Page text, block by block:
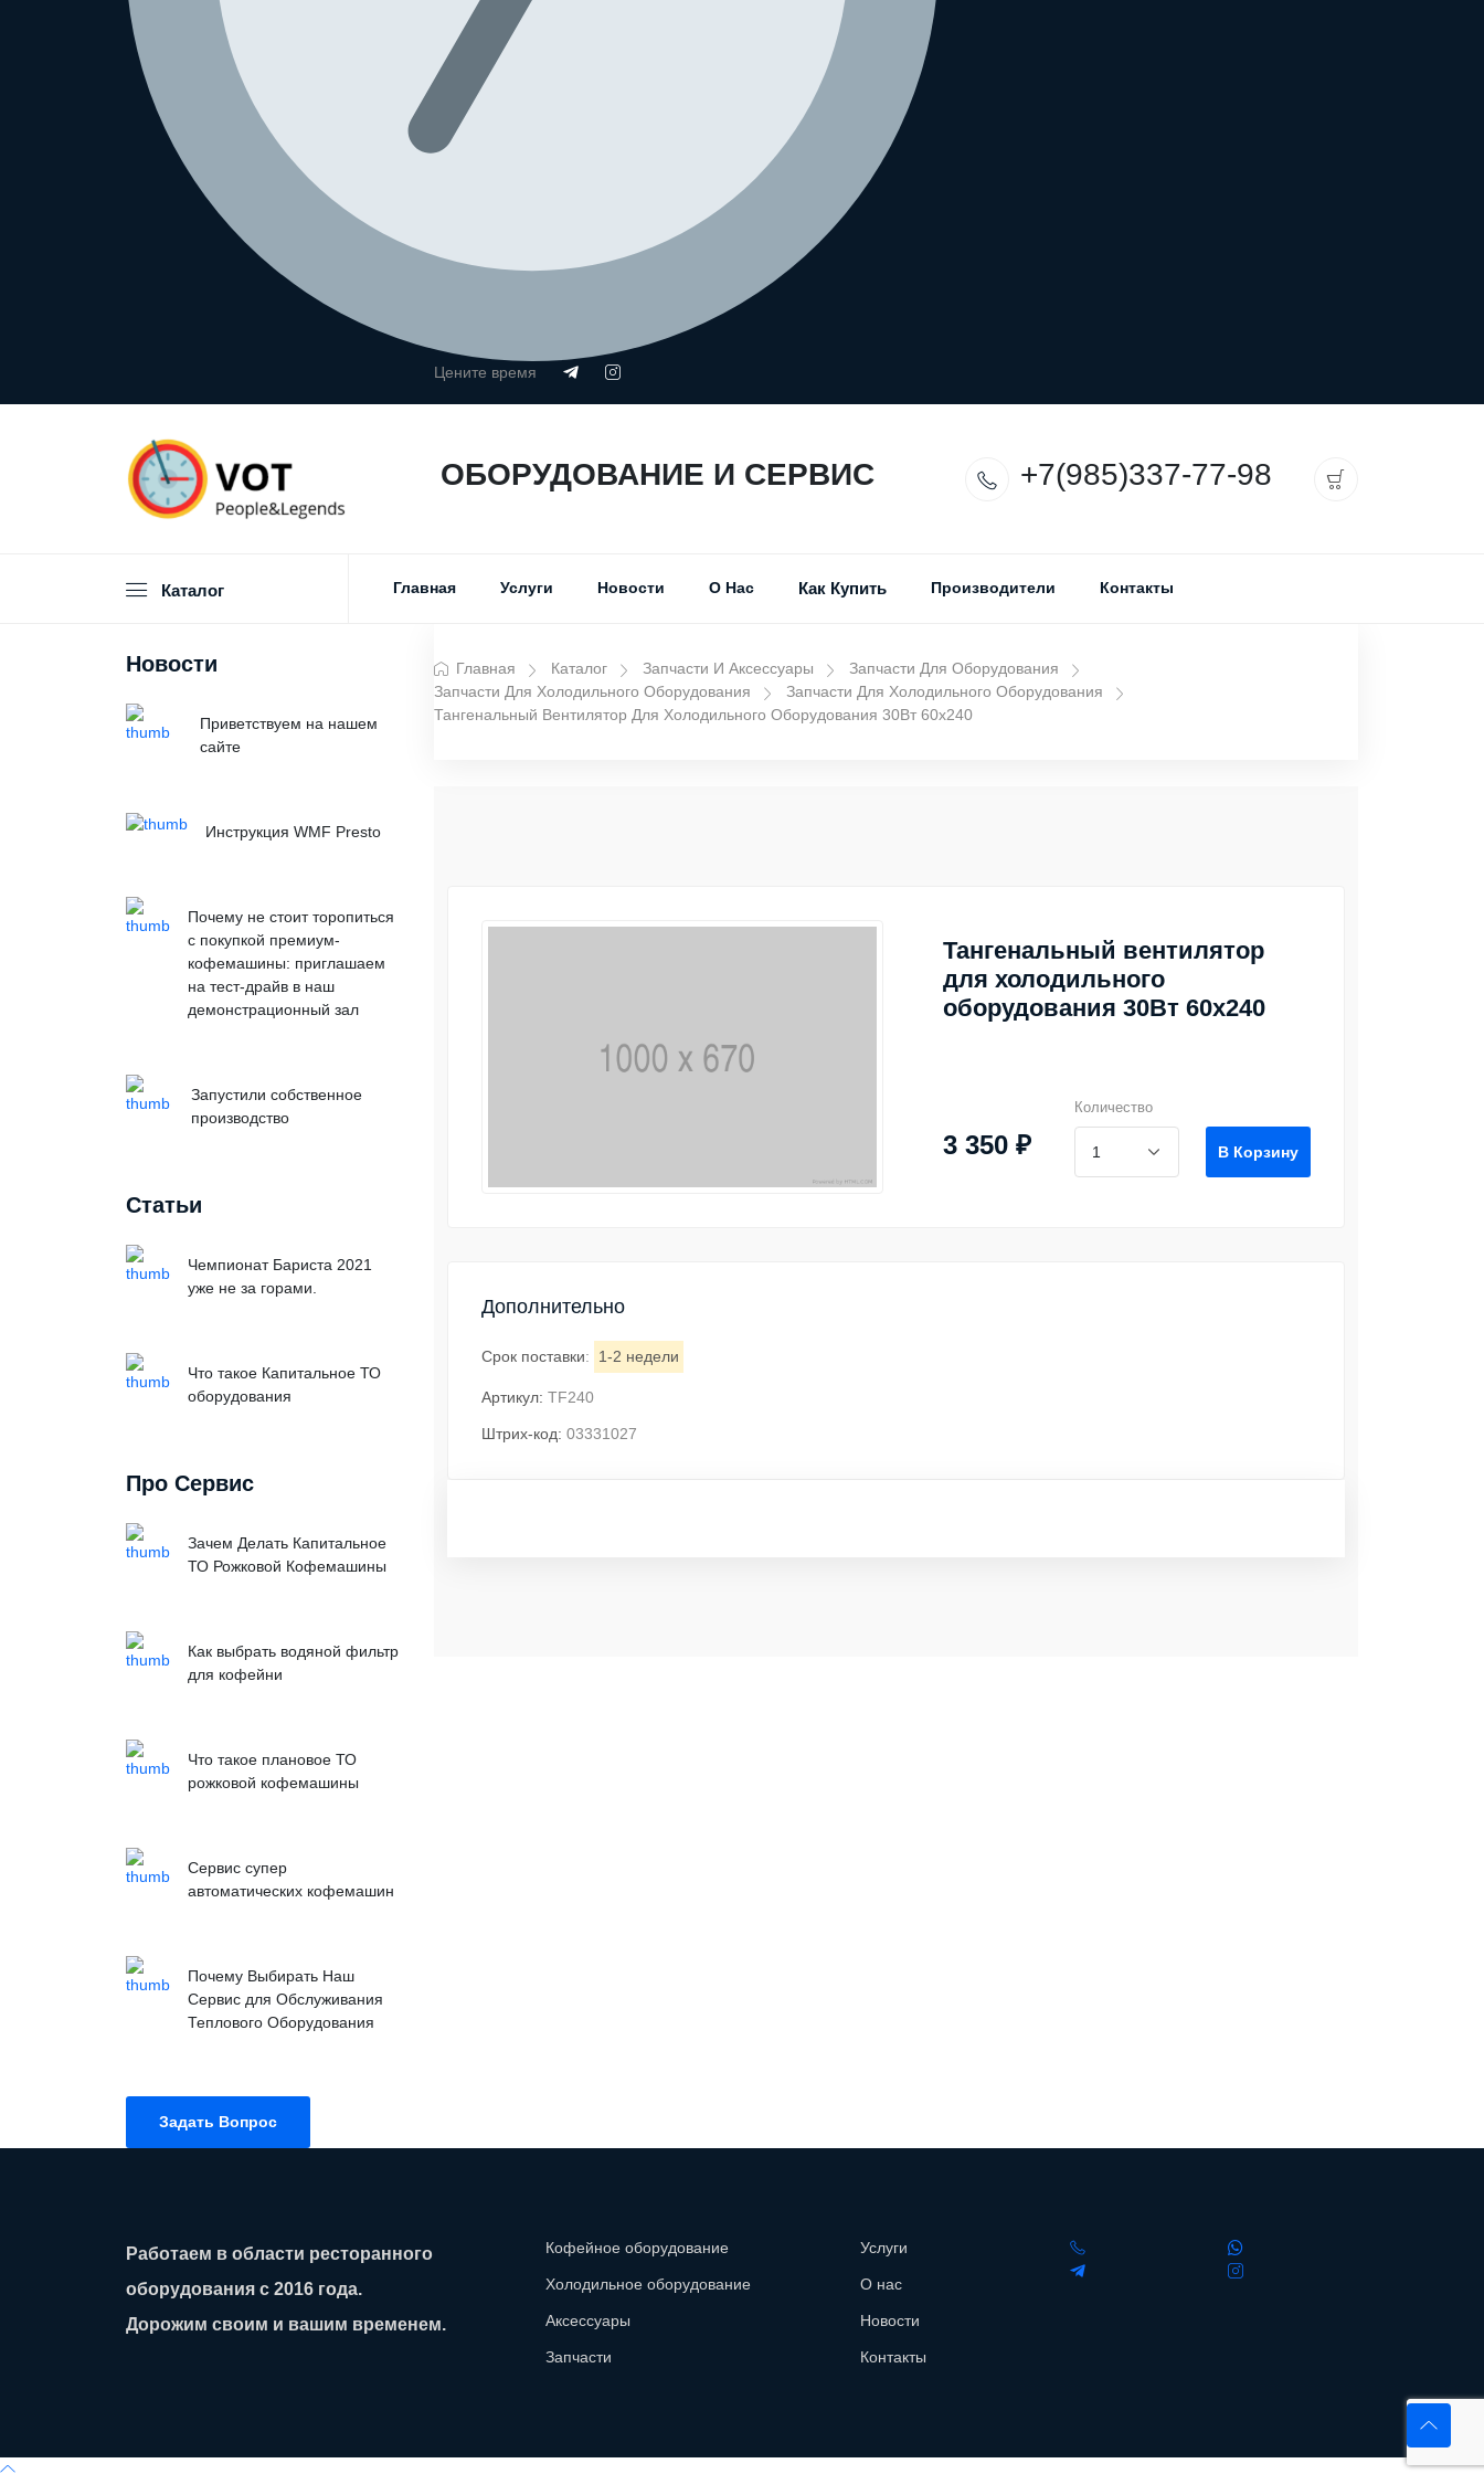
Цените время
ОБОРУДОВАНИЕ И СЕРВИС +7(985)337-77-98
Каталог Главная Услуги Новости О Нас Как Купить Производители Контакты
Новости
Приветствуем на нашем
сайте
Инструкция WMF Presto
Почему не стоит торопиться
с покупкой премиум-
кофемашины: приглашаем
на тест-драйв в наш
демонстрационный зал
Запустили собственное
производство
Статьи
Чемпионат Бариста 2021
уже не за горами.
Что такое Капитальное ТО
оборудования
Про Сервис
Зачем Делать Капитальное
ТО Рожковой Кофемашины
Как выбрать водяной фильтр
для кофейни
Что такое плановое ТО
рожковой кофемашины
Сервис супер
автоматических кофемашин
Почему Выбирать Наш
Сервис для Обслуживания
Теплового Оборудования
Задать Вопрос
Главная Каталог Запчасти И Аксессуары
Запчасти Для Оборудования
Запчасти Для Холодильного Оборудования
Запчасти Для Холодильного Оборудования
Тангенальный Вентилятор Для Холодильного Оборудования 30Вт 60х240
Тангенальный вентилятор
для холодильного
оборудования 30Вт 60х240
3 350 ₽
Количество
В Корзину
Дополнительно
Срок поставки: 1-2 недели
Артикул: TF240
Штрих-код: 03331027
Работаем в области ресторанного
оборудования с 2016 года.
Дорожим своим и вашим временем.
Кофейное оборудование
Холодильное оборудование
Аксессуары
Запчасти
Услуги
О нас
Новости
Контакты